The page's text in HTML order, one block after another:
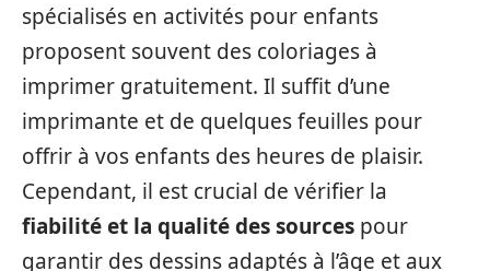
spécialisés en activités pour enfants
proposent souvent des coloriages à
imprimer gratuitement. Il suffit d’une
imprimante et de quelques feuilles pour
offrir à vos enfants des heures de plaisir.
Cependant, il est crucial de vérifier la
fiabilité et la qualité des sources pour
garantir des dessins adaptés à l’âge et aux